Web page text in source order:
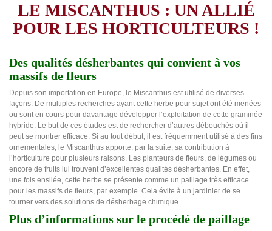
LE MISCANTHUS : UN ALLIÉ
POUR LES HORTICULTEURS !
Des qualités désherbantes qui convient à vos
massifs de fleurs
Depuis son importation en Europe, le Miscanthus est utilisé de diverses
façons. De multiples recherches ayant cette herbe pour sujet ont été menées
ou sont en cours pour davantage développer l’exploitation de cette graminée
hybride. Le but de ces études est de rechercher d’autres débouchés où il
peut se montrer efficace. Si au tout début, il est fréquemment utilisé à des fins
ornementales, le Miscanthus apporte, par la suite, sa contribution à
l’horticulture pour plusieurs raisons. Les planteurs de fleurs, de légumes ou
encore de fruits lui trouvent d’excellentes qualités désherbantes. En effet,
une fois ensilée, cette herbe se présente comme un paillage très efficace
pour les massifs de fleurs, par exemple. Cela évite à un jardinier de se
tourner vers des solutions de désherbage chimique.
Plus d’informations sur le procédé de paillage